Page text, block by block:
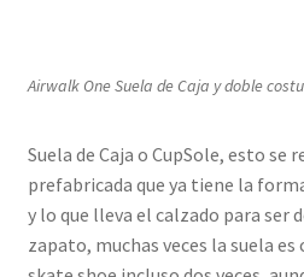
Airwalk One Suela de Caja y doble
Suela de Caja o CupSole, esto se
prefabricada que ya tiene la
y lo que lleva el calzado para ser
zapato, muchas veces la suela es